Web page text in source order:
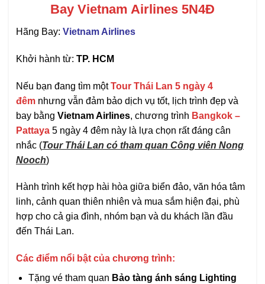
Bay Vietnam Airlines 5N4Đ
Hãng Bay: Vietnam Airlines
Khởi hành từ: TP. HCM
Nếu bạn đang tìm mộtTour Thái Lan 5 ngày 4
đêm nhưng vẫn đảm bảo dịch vụ tốt, lịch trình đẹp và
bay bằng Vietnam Airlines, chương trình Bangkok –
Pattaya 5 ngày 4 đêm này là lựa chọn rất đáng cân
nhắc (Tour Thái Lan có tham quan Công viên Nong
Nooch)
Hành trình kết hợp hài hòa giữa biển đảo, văn hóa tâm
linh, cảnh quan thiên nhiên và mua sắm hiện đại, phù
hợp cho cả gia đình, nhóm bạn và du khách lần đầu
đến Thái Lan.
Các điểm nổi bật của chương trình:
Tặng vé tham quan Bảo tàng ánh sáng Lighting